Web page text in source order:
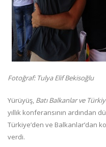
Fotoğraf: Tulya Elif Bekisoğlu
Yürüyüş, Batı Balkanlar ve
yıllık konferansının ardından
Türkiye’den ve Balkanlar’dan
verdi.